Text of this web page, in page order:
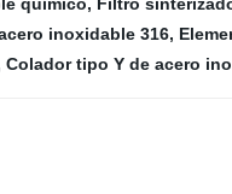
inoxidable 316,
Colador tipo Y de acero